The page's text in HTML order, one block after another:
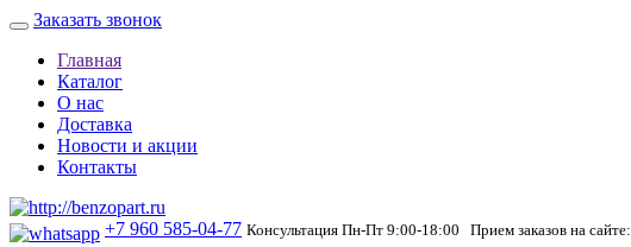
Заказать звонок
Главная
Каталог
О нас
Доставка
Новости и акции
Контакты
+7 960 585-04-77 Консультация Пн-Пт 9:00-18:00 Прием заказов на сайте: